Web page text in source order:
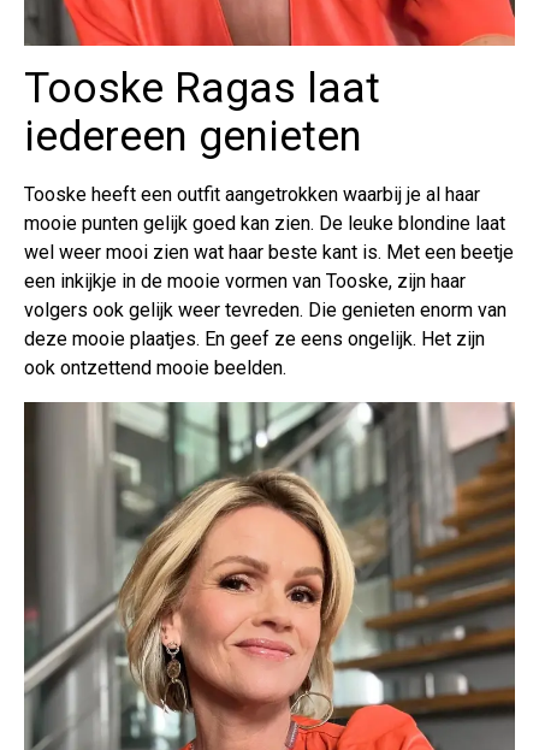
Tooske Ragas laat
iedereen genieten
Tooske heeft een outfit aangetrokken waarbij je al haar
mooie punten gelijk goed kan zien. De leuke blondine laat
wel weer mooi zien wat haar beste kant is. Met een beetje
een inkijkje in de mooie vormen van Tooske, zijn haar
volgers ook gelijk weer tevreden. Die genieten enorm van
deze mooie plaatjes. En geef ze eens ongelijk. Het zijn
ook ontzettend mooie beelden.